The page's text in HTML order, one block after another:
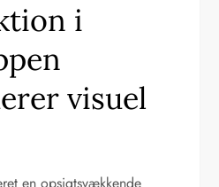
i
visuel